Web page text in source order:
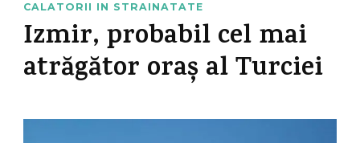
CALATORII IN STRAINATATE
Izmir, probabil cel mai
atrăgător oraș al Turciei